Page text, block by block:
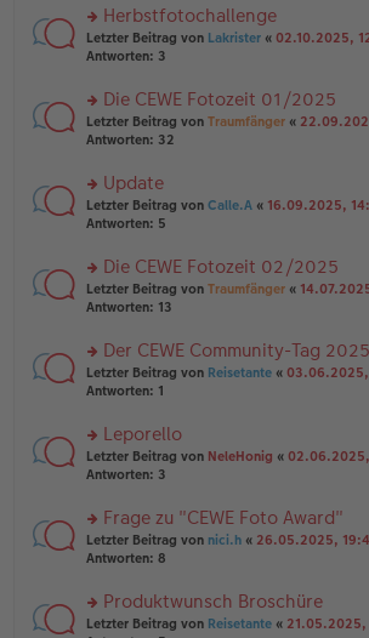
a
gB
ei
tr
g
n
g
el
e
n
er
tr
a
g
rs
te
n
g
el
e
n
er
tr
a
g
Herbstfotochallenge
Letzter Beitrag von Lakrister « 02.10.2025,
Antworten: 3
rs
te
n
g
el
e
n
er
tr
a
g
Die CEWE Fotozeit 01/2025
Letzter Beitrag von Traumfänger «
Antworten: 32
rs
te
n
g
el
e
n
er
tr
a
g
Update
Letzter Beitrag von Calle.A « 16.09.2025,
Antworten: 5
rs
te
n
g
el
e
n
er
tr
a
g
Die CEWE Fotozeit 02/2025
Letzter Beitrag von Traumfänger «
Antworten: 13
rs
te
n
g
el
e
n
er
tr
a
Der CEWE Community-Tag 2025
Letzter Beitrag von Reisetante « 03.06.2025,
Antworten: 1
rs
te
n
g
el
e
n
Leporello
Letzter Beitrag von NeleHonig «
Antworten: 3
rs
te
n
g
Frage zu "CEWE Foto Award"
Letzter Beitrag von nici.h « 26.05.2025,
Antworten: 8
rs
Produktwunsch Broschüre
Letzter Beitrag von Reisetante «